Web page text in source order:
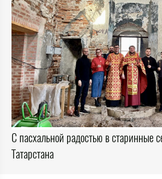
С пасхальной радостью в старинные
Татарстана